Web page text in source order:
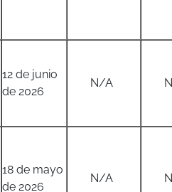
12 de junio
de 2026
N/A
18 de mayo
de 2026
N/A